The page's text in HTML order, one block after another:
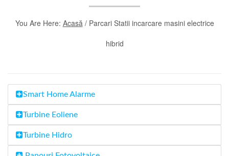
You Are Here: Acasă/ Parcari Statii incarcare masini electrice
hibrid
Smart Home Alarme
Turbine Eoliene
Turbine Hidro